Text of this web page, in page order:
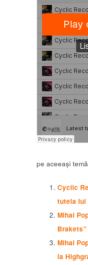
pe aceeași
Cyclic
tutela lui
Mihai
Brakets”
Mihai
la